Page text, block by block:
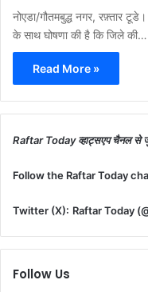
नोएडा/गौतमबुद्ध नगर, रफ़्तार
के साथ घोषणा की है कि जिले की…
Read More »
Raftar Today व्हाट्सएप चैनल से
Follow the Raftar Today
Twitter (X): Raftar Today
Follow Us